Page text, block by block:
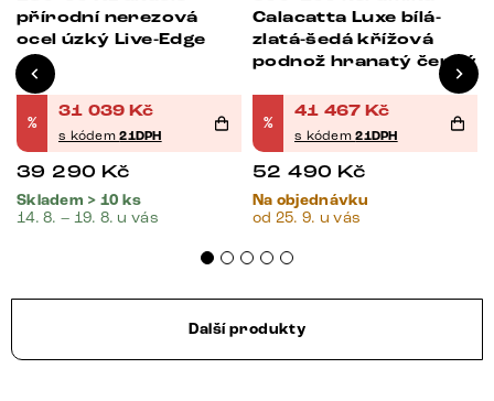
přírodní nerezová
ocel úzký Live-Edge
%
31 039 Kč
s kódem21DPH
39 290 Kč
Skladem > 10 ks
14. 8. – 19. 8. u vás
Calacatta Luxe bílá-
zlatá-šedá křížová
podnož hranatý černý
%
41 467 Kč
s kódem21DPH
52 490 Kč
Na objednávku
od 25. 9. u vás
Další produkty